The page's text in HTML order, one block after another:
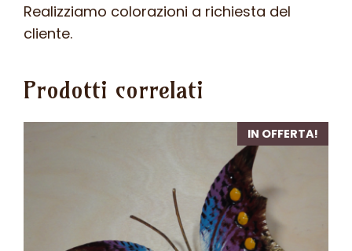
Realizziamo colorazioni a richiesta del
cliente.
Prodotti correlati
IN OFFERTA!